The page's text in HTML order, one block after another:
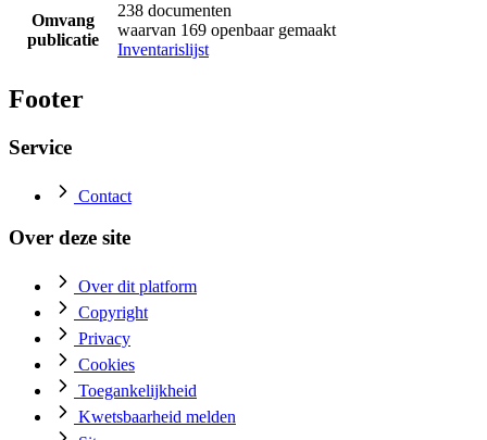
Omvang
publicatie
238 documenten
waarvan 169 openbaar gemaakt
Inventarislijst
Footer
Service
Contact
Over deze site
Over dit platform
Copyright
Privacy
Cookies
Toegankelijkheid
Kwetsbaarheid melden